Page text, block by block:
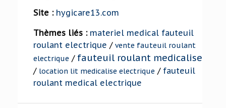
Site : hygicare13.com
Thèmes liés : materiel medical fauteuil
roulant electrique / vente fauteuil roulant
electrique / fauteuil roulant medicalise
/ location lit medicalise electrique / fauteuil
roulant medical electrique